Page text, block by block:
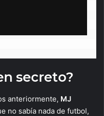
secreto?
anteriormente, MJ
no sabía nada de futbol,